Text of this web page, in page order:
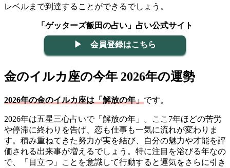
レベルまで到達することができるでしょう。
「ゲッターズ飯田の占い」占い公式サイト
▶ 会員登録はこちら
金のイルカ座の今年 2026年の運勢
2026年の金のイルカ座は「解放の年」です。
2026年は五星三心占いで「解放の年」。ここ7年ほどの苦労
や停滞に終わりを告げ、恋も仕事も一気に流れが変わりま
す。積み重ねてきた努力が実を結び、自分の魅力や才能を評
価される出来事が増えるでしょう。特に注目を浴びる年なの
で、「目立つ」ことを意識して行動すると運気をさらに引き